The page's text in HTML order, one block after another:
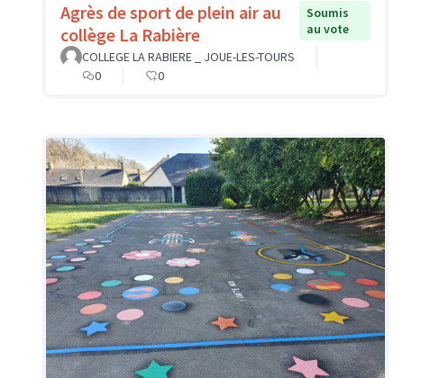
Agrès de sport de plein air au
collège La Rabière
Soumis
au vote
COLLEGE LA RABIERE _ JOUE-LES-TOURS
0
0